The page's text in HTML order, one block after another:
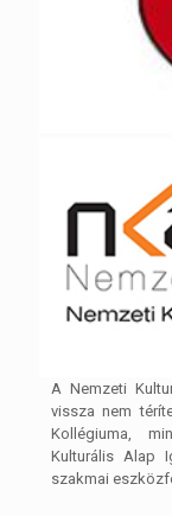
A Nemzeti
vissza nem
Kollégiuma,
Kulturális Alap
szakmai